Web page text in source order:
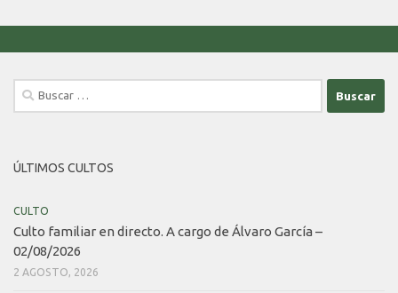
Buscar:
ÚLTIMOS CULTOS
CULTO
Culto familiar en directo. A cargo de Álvaro García –
02/08/2026
2 AGOSTO, 2026